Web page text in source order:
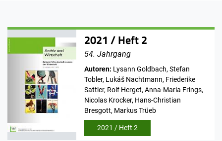
2021 / Heft 2
54. Jahrgang
Autoren: Lysann Goldbach, Stefan
Tobler, Lukáš Nachtmann, Friederike
Sattler, Rolf Herget, Anna-Maria Frings,
Nicolas Krocker, Hans-Christian
Bresgott, Markus Trüeb
2021 / Heft 2